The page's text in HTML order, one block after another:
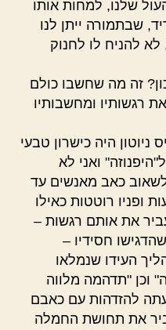
שלנו, למחות אותו
שבתמורה ייתן לנו
להניח לו לחנוק
זה מה שחשבו כולם
רגשותיו ומחשבותיו
היה כישרון טבעי
ואני לא
לשאוב כאב מאנשים עד
ופניו רוטטות כאילו
את אותם רגשות –
חסידיו –
העידו שנמלאו
וכן "תדהמה מלווה
להזדהות עם כאבם
את תחושת החמלה